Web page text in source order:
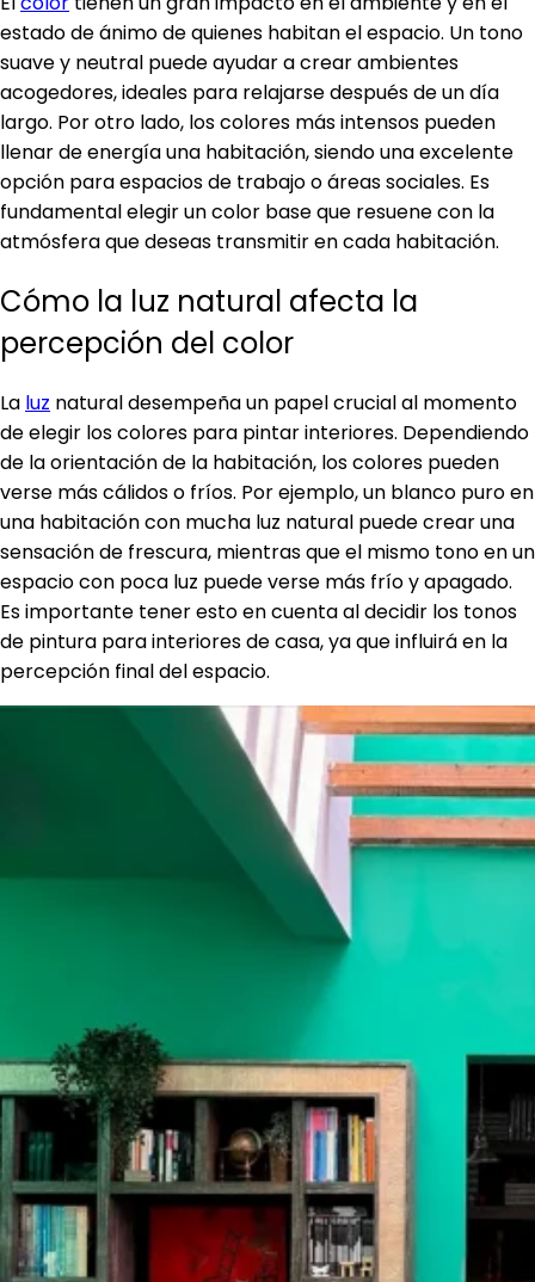
estado de ánimo de quienes habitan el espacio. Un tono
suave y neutral puede ayudar a crear ambientes
acogedores, ideales para relajarse después de un día
largo. Por otro lado, los colores más intensos pueden
llenar de energía una habitación, siendo una excelente
opción para espacios de trabajo o áreas sociales. Es
fundamental elegir un color base que resuene con la
atmósfera que deseas transmitir en cada habitación.
Cómo la luz natural afecta la
percepción del color
La luz natural desempeña un papel crucial al momento
de elegir los colores para pintar interiores. Dependiendo
de la orientación de la habitación, los colores pueden
verse más cálidos o fríos. Por ejemplo, un blanco puro en
una habitación con mucha luz natural puede crear una
sensación de frescura, mientras que el mismo tono en un
espacio con poca luz puede verse más frío y apagado.
Es importante tener esto en cuenta al decidir los tonos
de pintura para interiores de casa, ya que influirá en la
percepción final del espacio.